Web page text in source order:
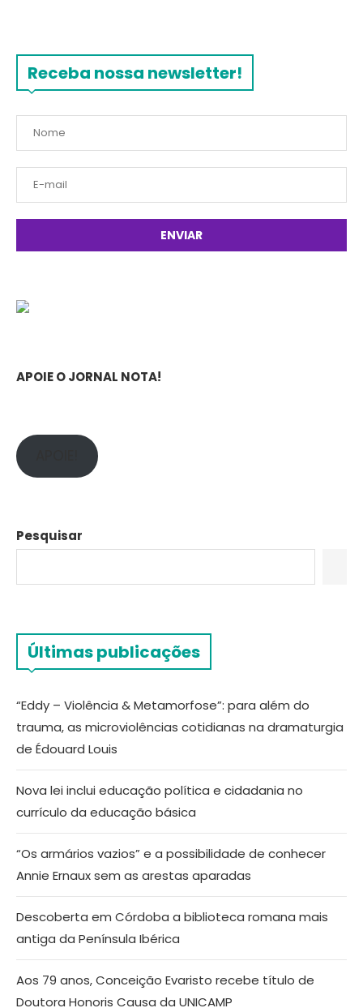
Receba nossa newsletter!
APOIE O JORNAL NOTA!
Pesquisar
Últimas publicações
“Eddy – Violência & Metamorfose”: para além do
trauma, as microviolências cotidianas na dramaturgia
de Édouard Louis
Nova lei inclui educação política e cidadania no
currículo da educação básica
“Os armários vazios” e a possibilidade de conhecer
Annie Ernaux sem as arestas aparadas
Descoberta em Córdoba a biblioteca romana mais
antiga da Península Ibérica
Aos 79 anos, Conceição Evaristo recebe título de
Doutora Honoris Causa da UNICAMP